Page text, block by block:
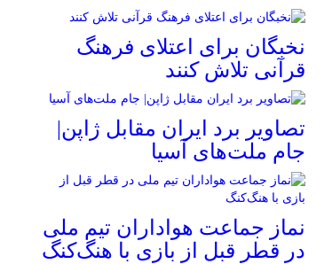
نخبگان برای اعتلای فرهنگ
قرآنی تلاش کنند
تصاویر برد ایران مقابل ژاپن|
جام ملت‌های آسیا
نماز جماعت هواداران تیم ملی
در قطر قبل از بازی با هنگ‌کنگ